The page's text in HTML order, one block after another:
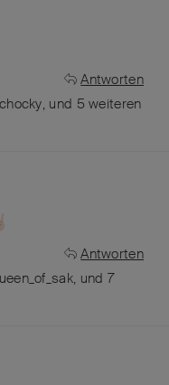
Antworten
, und 5 weiteren
Antworten
, und 7